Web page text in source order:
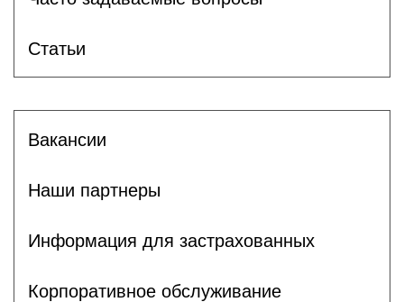
Статьи
Вакансии
Наши партнеры
Информация для застрахованных
Корпоративное обслуживание